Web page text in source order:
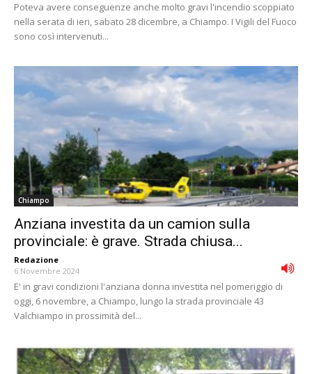
Poteva avere conseguenze anche molto gravi l'incendio scoppiato
nella serata di ieri, sabato 28 dicembre, a Chiampo. I Vigili del Fuoco
sono così intervenuti...
Chiampo
Anziana investita da un camion sulla
provinciale: è grave. Strada chiusa...
Redazione -
6 Novembre 2024
E' in gravi condizioni l'anziana donna investita nel pomeriggio di
oggi, 6 novembre, a Chiampo, lungo la strada provinciale 43
Valchiampo in prossimità del...